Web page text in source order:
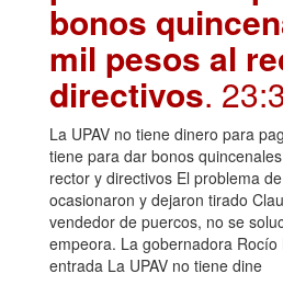
bonos
mil pesos al
directivos.
La UPAV no tiene dinero para
tiene para dar bonos
rector y directivos El problema
ocasionaron y dejaron tirado
vendedor de puercos, no se
empeora. La gobernadora
entrada La UPAV no tiene dine